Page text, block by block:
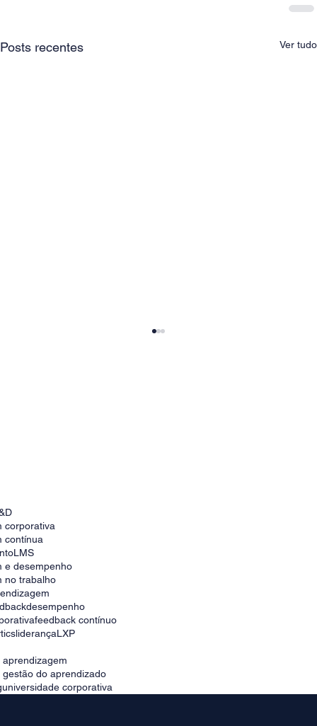
Posts recentes Ver tudo
corporativa
contínua
LMS
e desempenho
no trabalho
desempenho
feedback contínuo
liderançaLXP
do aprendizado
universidade corporativa